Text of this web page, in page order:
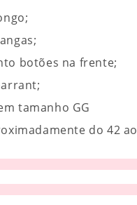
botões na frente;
tamanho GG
do 42